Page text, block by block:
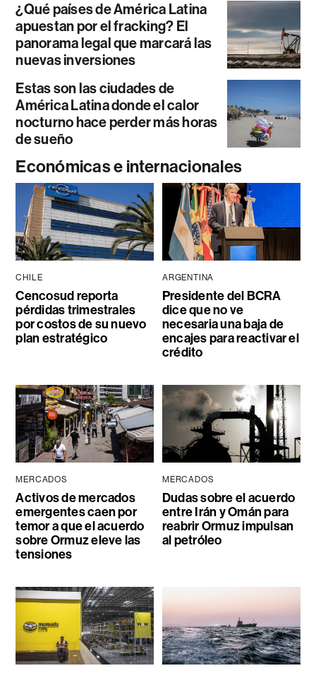
¿Qué países de América Latina
apuestan por el fracking? El
panorama legal que marcará las
nuevas inversiones
Estas son las ciudades de
América Latina donde el calor
nocturno hace perder más horas
de sueño
Económicas e internacionales
CHILE
Cencosud reporta
pérdidas trimestrales
por costos de su nuevo
plan estratégico
ARGENTINA
Presidente del BCRA
dice que no ve
necesaria una baja de
encajes para reactivar el
crédito
MERCADOS
Activos de mercados
emergentes caen por
temor a que el acuerdo
sobre Ormuz eleve las
tensiones
MERCADOS
Dudas sobre el acuerdo
entre Irán y Omán para
reabrir Ormuz impulsan
al petróleo